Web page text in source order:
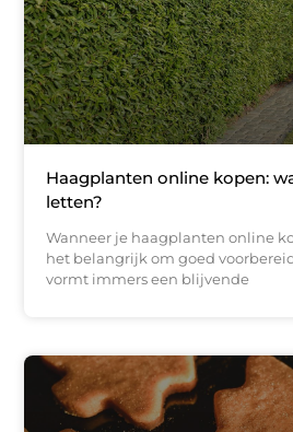
Haagplanten online kopen:
letten?
Wanneer je haagplanten online
het belangrijk om goed
vormt immers een blijvende